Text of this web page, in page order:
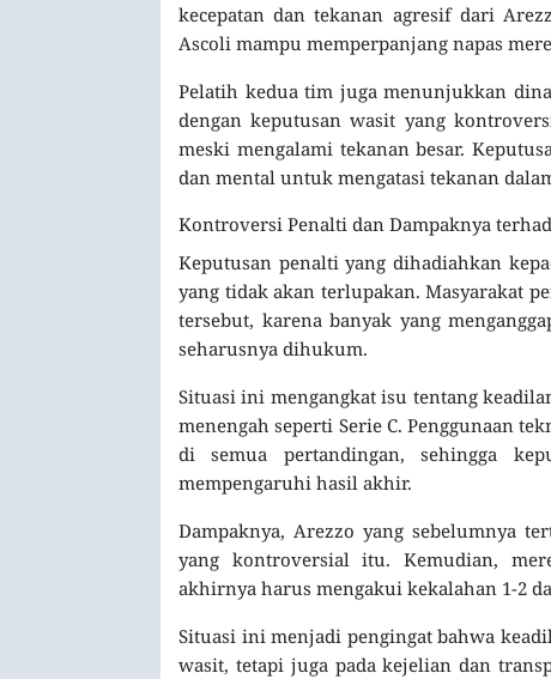
kecepatan dan tekanan agresif dari
Ascoli mampu memperpanjang napas
Pelatih kedua tim juga menunjukkan
dengan keputusan wasit yang
meski mengalami tekanan besar.
dan mental untuk mengatasi tekanan
Kontroversi Penalti dan Dampaknya
Keputusan penalti yang dihadiahkan
yang tidak akan terlupakan. Masyarakat
tersebut, karena banyak yang
seharusnya dihukum.
Situasi ini mengangkat isu tentang
menengah seperti Serie C. Penggunaan
di semua pertandingan, sehingga
mempengaruhi hasil akhir.
Dampaknya, Arezzo yang sebelumnya
yang kontroversial itu. Kemudian,
akhirnya harus mengakui kekalahan 1-2
Situasi ini menjadi pengingat bahwa
wasit, tetapi juga pada kejelian dan